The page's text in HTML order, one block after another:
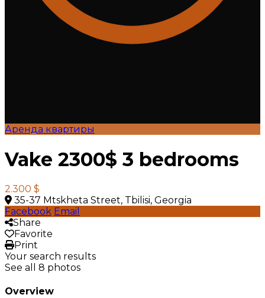
Аренда квартиры
Vake 2300$ 3 bedrooms
2.300 $
35-37 Mtskheta Street, Tbilisi, Georgia
Facebook Email
Share
Favorite
Print
Your search results
See all 8 photos
Overview